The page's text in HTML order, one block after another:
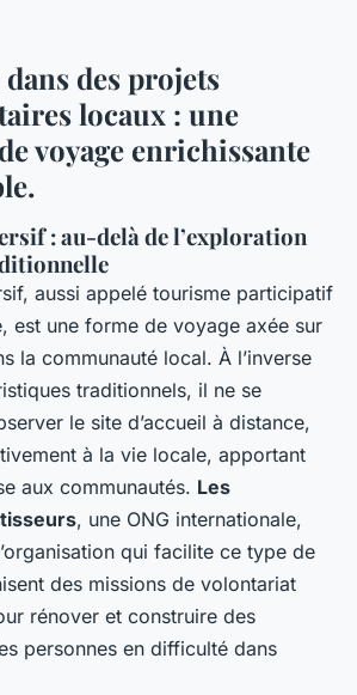
des projets
locaux : une
voyage enrichissante
: au-delà de l’exploration
aussi appelé tourisme participatif
est une forme de voyage axée sur
la communauté local. À l’inverse
traditionnels, il ne se
le site d’accueil à distance,
à la vie locale, apportant
aux communautés. Les
, une ONG internationale,
qui facilite ce type de
des missions de volontariat
rénover et construire des
personnes en difficulté dans